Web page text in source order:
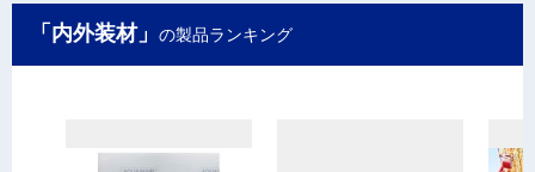
「内外装材」 の製品ランキング